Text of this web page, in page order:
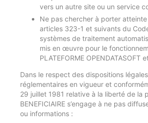
vers un autre site ou un service
Ne pas chercher à porter
articles 323-1 et suivants du
systèmes de traitement
mis en œuvre pour le
PLATEFORME OPENDATASOFT
Dans le respect des dispositions
réglementaires en vigueur et
29 juillet 1981 relative à la liberté de la
BENEFICIAIRE s’engage à ne pas
ou informations :